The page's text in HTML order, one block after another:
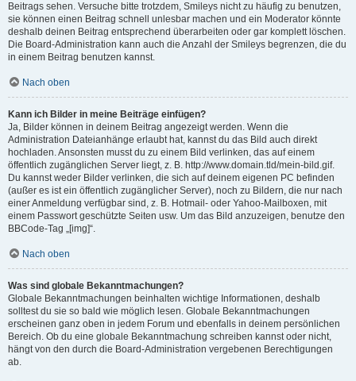
Beitrags sehen. Versuche bitte trotzdem, Smileys nicht zu häufig zu benutzen,
sie können einen Beitrag schnell unlesbar machen und ein Moderator könnte
deshalb deinen Beitrag entsprechend überarbeiten oder gar komplett löschen.
Die Board-Administration kann auch die Anzahl der Smileys begrenzen, die du
in einem Beitrag benutzen kannst.
Nach oben
Kann ich Bilder in meine Beiträge einfügen?
Ja, Bilder können in deinem Beitrag angezeigt werden. Wenn die
Administration Dateianhänge erlaubt hat, kannst du das Bild auch direkt
hochladen. Ansonsten musst du zu einem Bild verlinken, das auf einem
öffentlich zugänglichen Server liegt, z. B. http://www.domain.tld/mein-bild.gif.
Du kannst weder Bilder verlinken, die sich auf deinem eigenen PC befinden
(außer es ist ein öffentlich zugänglicher Server), noch zu Bildern, die nur nach
einer Anmeldung verfügbar sind, z. B. Hotmail- oder Yahoo-Mailboxen, mit
einem Passwort geschützte Seiten usw. Um das Bild anzuzeigen, benutze den
BBCode-Tag „[img]“.
Nach oben
Was sind globale Bekanntmachungen?
Globale Bekanntmachungen beinhalten wichtige Informationen, deshalb
solltest du sie so bald wie möglich lesen. Globale Bekanntmachungen
erscheinen ganz oben in jedem Forum und ebenfalls in deinem persönlichen
Bereich. Ob du eine globale Bekanntmachung schreiben kannst oder nicht,
hängt von den durch die Board-Administration vergebenen Berechtigungen
ab.